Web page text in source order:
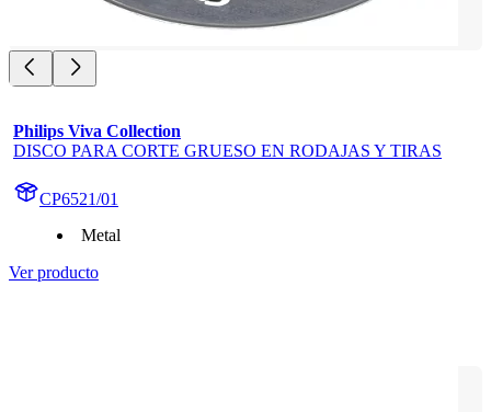
Philips Viva Collection
DISCO PARA CORTE GRUESO EN RODAJAS Y TIRAS
CP6521/01
Metal
Ver producto